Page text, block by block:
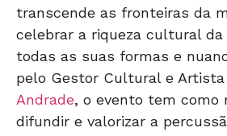
transcende as fronteiras da
celebrar a riqueza cultural da
todas as suas formas e
pelo Gestor Cultural e Artista
Andrade, o evento tem como
difundir e valorizar a